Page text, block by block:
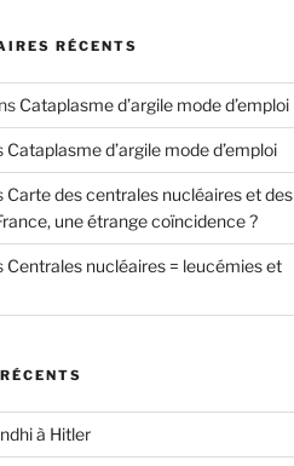
RÉCENTS
Cataplasme d’argile mode d’emploi
Cataplasme d’argile mode d’emploi
Carte des centrales nucléaires et des
une étrange coïncidence ?
Centrales nucléaires = leucémies et
à Hitler